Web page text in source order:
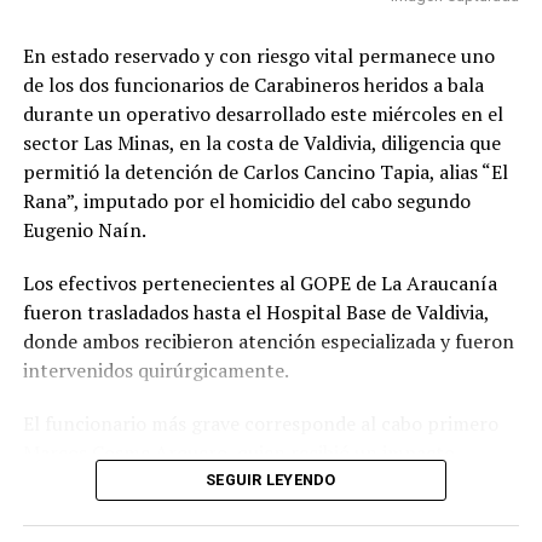
desarrollado por los equipos especializados que
participaron en la búsqueda del imputado y reiteró que
la institución continuará realizando diligencias para
ubicar a personas prófugas de la justicia.
“Le pido a toda la gente que siga rezando, que siga
pidiendo por la salud del cabo primero Cosme”, expresó.
Procedimiento terminó con imputado
detenido
El operativo se desarrolló durante la tarde del miércoles
Policiales Especiales (GOPE) intentaba concretar la
captura de Carlos Cancino Tapia.
En estado reservado y con riesgo vital permanece uno
de los dos funcionarios de Carabineros heridos a bala
durante un operativo desarrollado este miércoles en el
sector Las Minas, en la costa de Valdivia, diligencia que
permitió la detención de Carlos Cancino Tapia, alias “El
Rana”, imputado por el homicidio del cabo segundo
Eugenio Naín.
Los efectivos pertenecientes al GOPE de La Araucanía
fueron trasladados hasta el Hospital Base de Valdivia,
donde ambos recibieron atención especializada y fueron
intervenidos quirúrgicamente.
balístico en el rostro durante el enfrentamiento
SEGUIR LEYENDO